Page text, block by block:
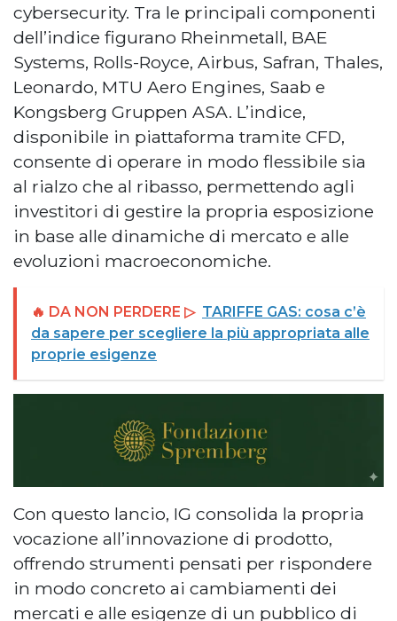
cybersecurity. Tra le principali componenti
dell’indice figurano Rheinmetall, BAE
Systems, Rolls-Royce, Airbus, Safran, Thales,
Leonardo, MTU Aero Engines, Saab e
Kongsberg Gruppen ASA. L’indice,
disponibile in piattaforma tramite CFD,
consente di operare in modo flessibile sia
al rialzo che al ribasso, permettendo agli
investitori di gestire la propria esposizione
in base alle dinamiche di mercato e alle
evoluzioni macroeconomiche.
🔥 DA NON PERDERE ▷ TARIFFE GAS: cosa c’è
da sapere per scegliere la più appropriata alle
proprie esigenze
Con questo lancio, IG consolida la propria
vocazione all’innovazione di prodotto,
offrendo strumenti pensati per rispondere
in modo concreto ai cambiamenti dei
mercati e alle esigenze di un pubblico di